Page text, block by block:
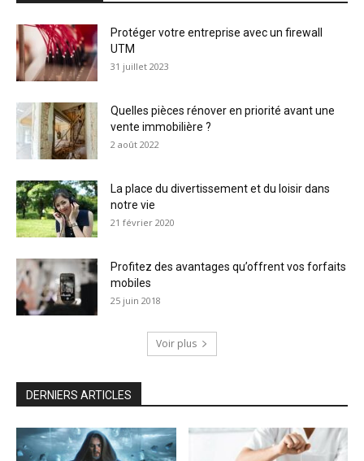
Protéger votre entreprise avec un firewall
UTM
31 juillet 2023
Quelles pièces rénover en priorité avant une
vente immobilière ?
2 août 2022
La place du divertissement et du loisir dans
notre vie
21 février 2020
Profitez des avantages qu’offrent vos forfaits
mobiles
25 juin 2018
Voir plus
DERNIERS ARTICLES